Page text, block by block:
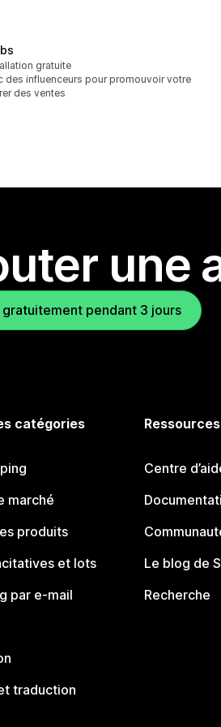
gratuite
des influenceurs pour promouvoir votre
des ventes
une
pendant 3 jours
catégories
marché
produits
et lots
par e-mail
traduction
Ressources
Centre
Le blog de
Recherche